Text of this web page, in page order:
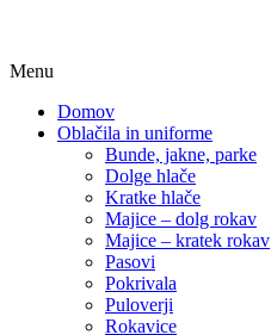
Menu
Domov
Oblačila in uniforme
Bunde, jakne, parke
Dolge hlače
Kratke hlače
Majice – dolg rokav
Majice – kratek rokav
Pasovi
Pokrivala
Puloverji
Rokavice